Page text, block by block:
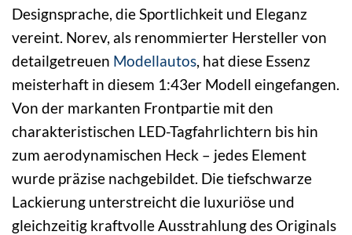
Designsprache, die Sportlichkeit und Eleganz
vereint. Norev, als renommierter Hersteller von
detailgetreuen Modellautos, hat diese Essenz
meisterhaft in diesem 1:43er Modell eingefangen.
Von der markanten Frontpartie mit den
charakteristischen LED-Tagfahrlichtern bis hin
zum aerodynamischen Heck – jedes Element
wurde präzise nachgebildet. Die tiefschwarze
Lackierung unterstreicht die luxuriöse und
gleichzeitig kraftvolle Ausstrahlung des Originals